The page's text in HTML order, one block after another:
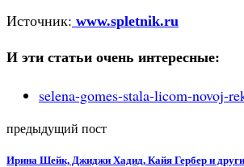
Источник: www.spletnik.ru
И эти статьи очень интересные:
selena-gomes-stala-licom-novoj-
предыдущий пост
Ирина Шейк, Джиджи Хадид, Кайя Гербер и